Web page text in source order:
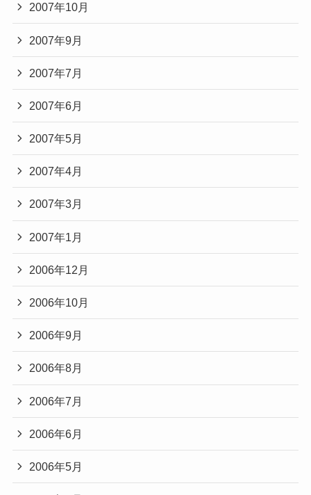
2007年10月
2007年9月
2007年7月
2007年6月
2007年5月
2007年4月
2007年3月
2007年1月
2006年12月
2006年10月
2006年9月
2006年8月
2006年7月
2006年6月
2006年5月